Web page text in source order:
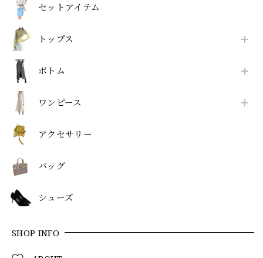
セットアイテム
トップス
ボトム
ワンピース
アクセサリー
バッグ
シューズ
SHOP INFO